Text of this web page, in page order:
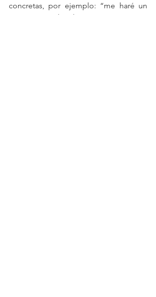
concretas, por ejemplo: “me haré un
manicura cada dos semanas y me